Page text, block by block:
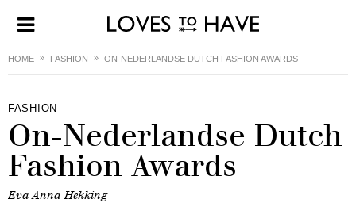
HOME FASHION ON-NEDERLANDSE DUTCH FASHION AWARDS
FASHION
On-Nederlandse Dutch
Fashion Awards
Eva Anna Hekking